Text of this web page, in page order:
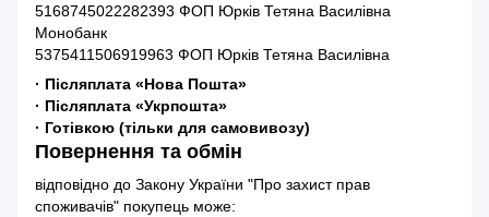
5168745022282393 ФОП Юрків Тетяна Василівна
Монобанк
5375411506919963 ФОП Юрків Тетяна Василівна
· Післяплата «Нова Пошта»
· Післяплата «Укрпошта»
· Готівкою (тільки для самовивозу)
Повернення та обмін
відповідно до Закону України "Про захист прав
споживачів" покупець може: